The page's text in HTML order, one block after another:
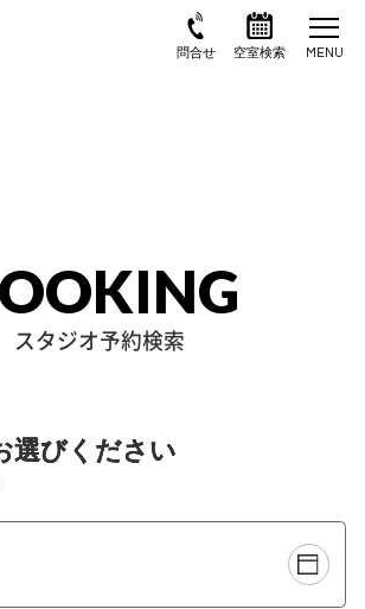
スタジオ予約検索
選びください